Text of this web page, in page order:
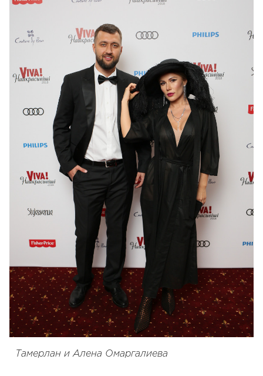
Тамерлан и Алена Омаргалиева